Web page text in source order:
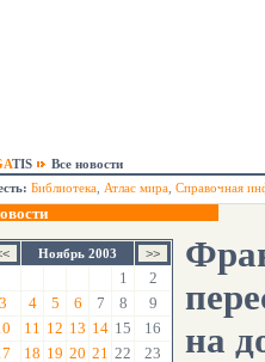
TIS
Все новости
Библиотека Атлас мира Справочная
Ноябрь 2003
1
2
3
4 5 6 7 8
9
11 12 13 14 15
16
18 19 20 21 22
23
на